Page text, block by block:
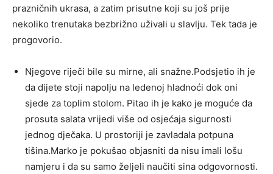
prazničnih ukrasa, a zatim prisutne koji su još prije
nekoliko trenutaka bezbrižno uživali u slavlju. Tek tada je
progovorio.
Njegove riječi bile su mirne, ali snažne.Podsjetio ih je
da dijete stoji napolju na ledenoj hladnoći dok oni
sjede za toplim stolom. Pitao ih je kako je moguće da
prosuta salata vrijedi više od osjećaja sigurnosti
jednog dječaka. U prostoriji je zavladala potpuna
tišina.Marko je pokušao objasniti da nisu imali lošu
namjeru i da su samo željeli naučiti sina odgovornosti.